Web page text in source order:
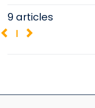
9 articles
1